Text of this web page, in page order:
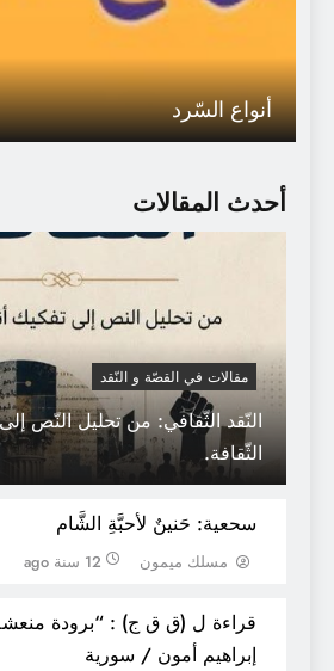
أحدث المقالات
مقالات في القصّة و النّقد
النّقد الثّقافي: من تحليل النّص
الثّقافة.
سحعية: حَنينٌ لأحبَّةِ الشَّام
مسلك ميمون 12 سنة ago
قراءة ل (ق ق ج) : “برودة
إبراهيم أمون / سورية
أنواع السّرد
آمنة اللّوه